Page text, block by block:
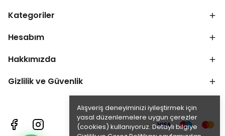
Alışveriş deneyiminizi iyileştirmek için
yasal düzenlemelere uygun çerezler
(cookies) kullanıyoruz. Detaylı bilgiye
Kategoriler
Hesabım
Hakkımızda
Gizlilik ve Güvenlik